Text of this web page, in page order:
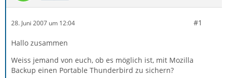
28. Juni 2007 um 12:04 #1
Hallo zusammen
Weiss jemand von euch, ob es möglich ist, mit Mozilla
Backup einen Portable Thunderbird zu sichern?